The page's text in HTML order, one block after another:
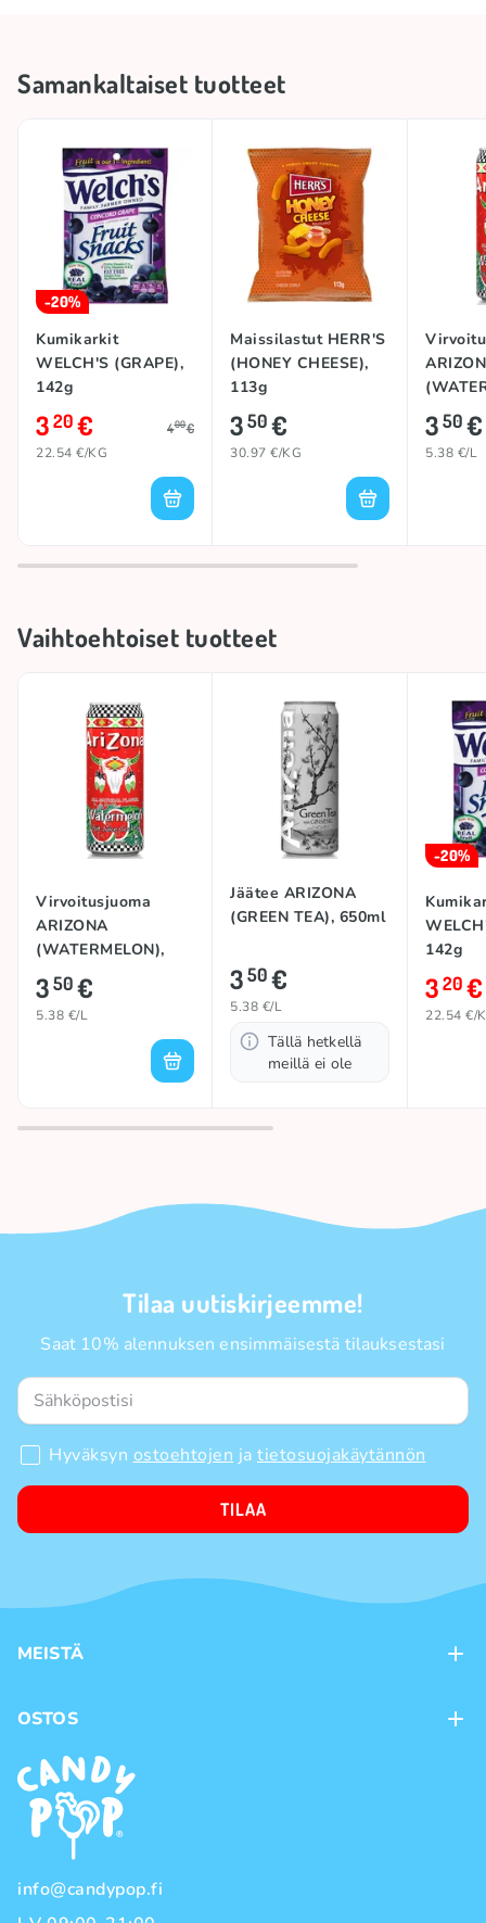
Kokoelma 🗽 USA -tuotteet
Tuotemerkki WELCH'S
Samankaltaiset tuotteet
-20%
Kumikarkit
WELCH'S (GRAPE),
142g
320€ 400€
22.54 €/KG
Maissilastut HERR'S
(HONEY CHEESE),
113g
350€
30.97 €/KG
650ml
350€
5.38 €/L
Vaihtoehtoiset tuotteet
Virvoitusjuoma
ARIZONA
(WATERMELON),
650ml
350€
5.38 €/L
Jäätee ARIZONA
(GREEN TEA), 650ml
350€
5.38 €/L
Tällä hetkellä
meillä ei ole
-20%
142g
320€
22.54 €/
Tilaa uutiskirjeemme!
Saat 10% alennuksen ensimmäisestä tilauksestasi
Hyväksyn ostoehtojen ja tietosuojakäytännön
TILAA
MEISTÄ
Kanta-asiakasohjelma
Tuotemerkit
OSTOS
Maksutavat
Toimitustavat
Käyttöehdot
Tietosuojakäytäntö
info@candypop.fi